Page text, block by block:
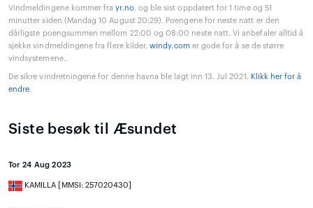
Vindmeldingene kommer frayr.no, og ble sist oppdatert for 1 time og 51
minutter siden (Mandag 10 August 20:29). Poengene for neste natt er den
dårligste poengsummen mellom 22:00 og 08:00 neste natt. Vi anbefaler alltid å
sjekke vindmeldingene fra flere kilder.windy.comer gode for å se de større
vindsystemene..
De sikre vindretningene for denne havna ble lagt inn 13. Jul 2021. Klikk her for å
endre.
Siste besøk til Æsundet
Tor 24 Aug 2023
KAMILLA [MMSI: 257020430]